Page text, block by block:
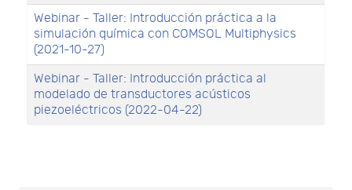
Webinar - Taller: Introducción práctica a la
simulación química con COMSOL Multiphysics
(2021-10-27)
Webinar - Taller: Introducción práctica al
modelado de transductores acústicos
piezoeléctricos (2022-04-22)